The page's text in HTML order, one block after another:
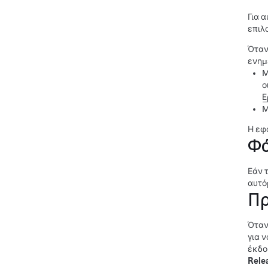
Για
Όταν
Η
Εάν
για